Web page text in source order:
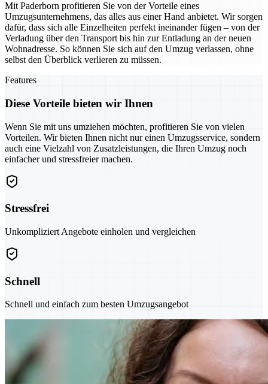
Mit Paderborn profitieren Sie von der Vorteile eines
Umzugsunternehmens, das alles aus einer Hand anbietet. Wir sorgen
dafür, dass sich alle Einzelheiten perfekt ineinander fügen – von der
Verladung über den Transport bis hin zur Entladung an der neuen
Wohnadresse. So können Sie sich auf den Umzug verlassen, ohne
selbst den Überblick verlieren zu müssen.
Features
Diese Vorteile bieten wir Ihnen
Wenn Sie mit uns umziehen möchten, profitieren Sie von vielen
Vorteilen. Wir bieten Ihnen nicht nur einen Umzugsservice, sondern
auch eine Vielzahl von Zusatzleistungen, die Ihren Umzug noch
einfacher und stressfreier machen.
Stressfrei
Unkompliziert Angebote einholen und vergleichen
Schnell
Schnell und einfach zum besten Umzugsangebot